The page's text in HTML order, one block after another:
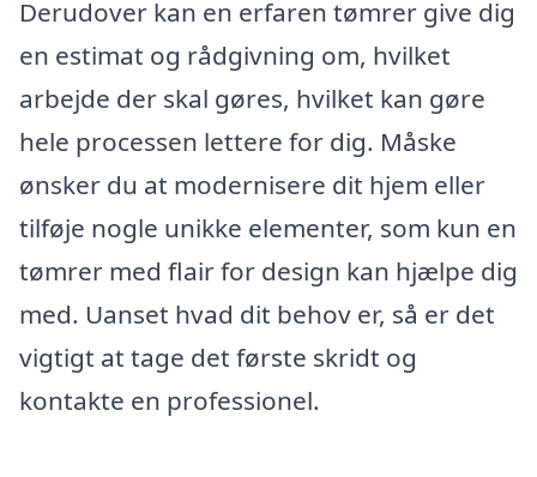
Derudover kan en erfaren tømrer give dig
en estimat og rådgivning om, hvilket
arbejde der skal gøres, hvilket kan gøre
hele processen lettere for dig. Måske
ønsker du at modernisere dit hjem eller
tilføje nogle unikke elementer, som kun en
tømrer med flair for design kan hjælpe dig
med. Uanset hvad dit behov er, så er det
vigtigt at tage det første skridt og
kontakte en professionel.